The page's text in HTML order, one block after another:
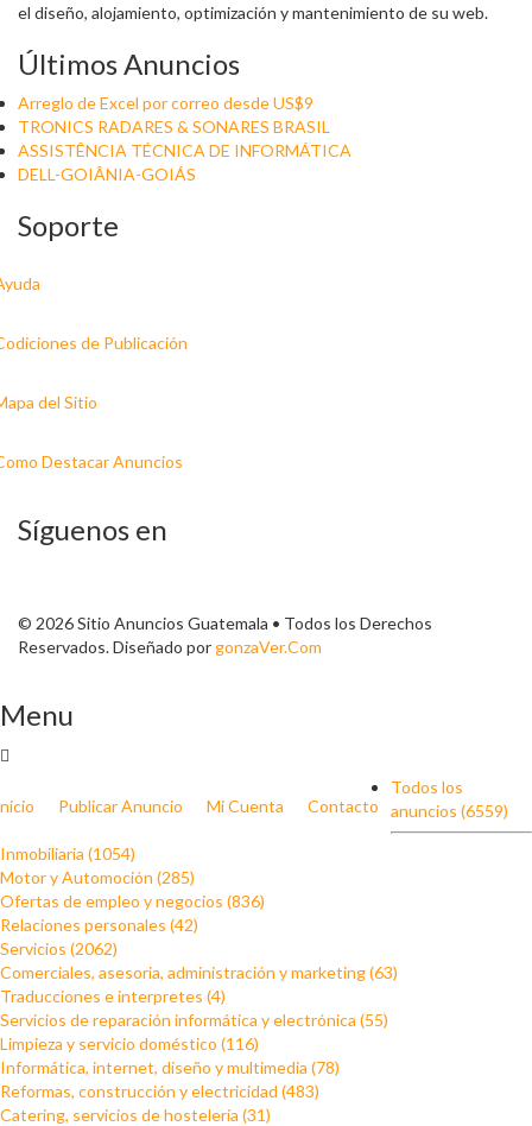
el diseño, alojamiento, optimización y mantenimiento de su web.
Últimos Anuncios
Arreglo de Excel por correo desde US$9
TRONICS RADARES & SONARES BRASIL
ASSISTÊNCIA TÉCNICA DE INFORMÁTICA
DELL-GOIÂNIA-GOIÁS
Soporte
de Publicación
del Sitio
Destacar Anuncios
Síguenos en
© 2026 Sitio Anuncios Guatemala • Todos los Derechos
Reservados. Diseñado porgonzaVer.Com
Menu
Publicar Anuncio Mi Cuenta Contacto
Todos los
anuncios (6559)
Inmobiliaria (1054)
Motor y Automoción (285)
Ofertas de empleo y negocios (836)
Relaciones personales (42)
Servicios (2062)
Comerciales, asesoria, administración y marketing (63)
Traducciones e interpretes (4)
Servicios de reparación informática y electrónica (55)
Limpieza y servicio doméstico (116)
Informática, internet, diseño y multimedia (78)
Reformas, construcción y electricidad (483)
Catering, servicios de hostelería (31)